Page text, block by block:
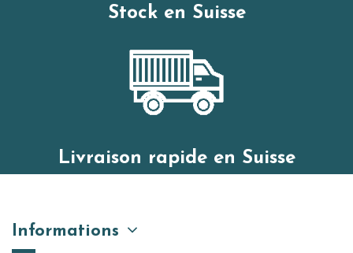
Stock en Suisse
Livraison rapide en Suisse
Informations